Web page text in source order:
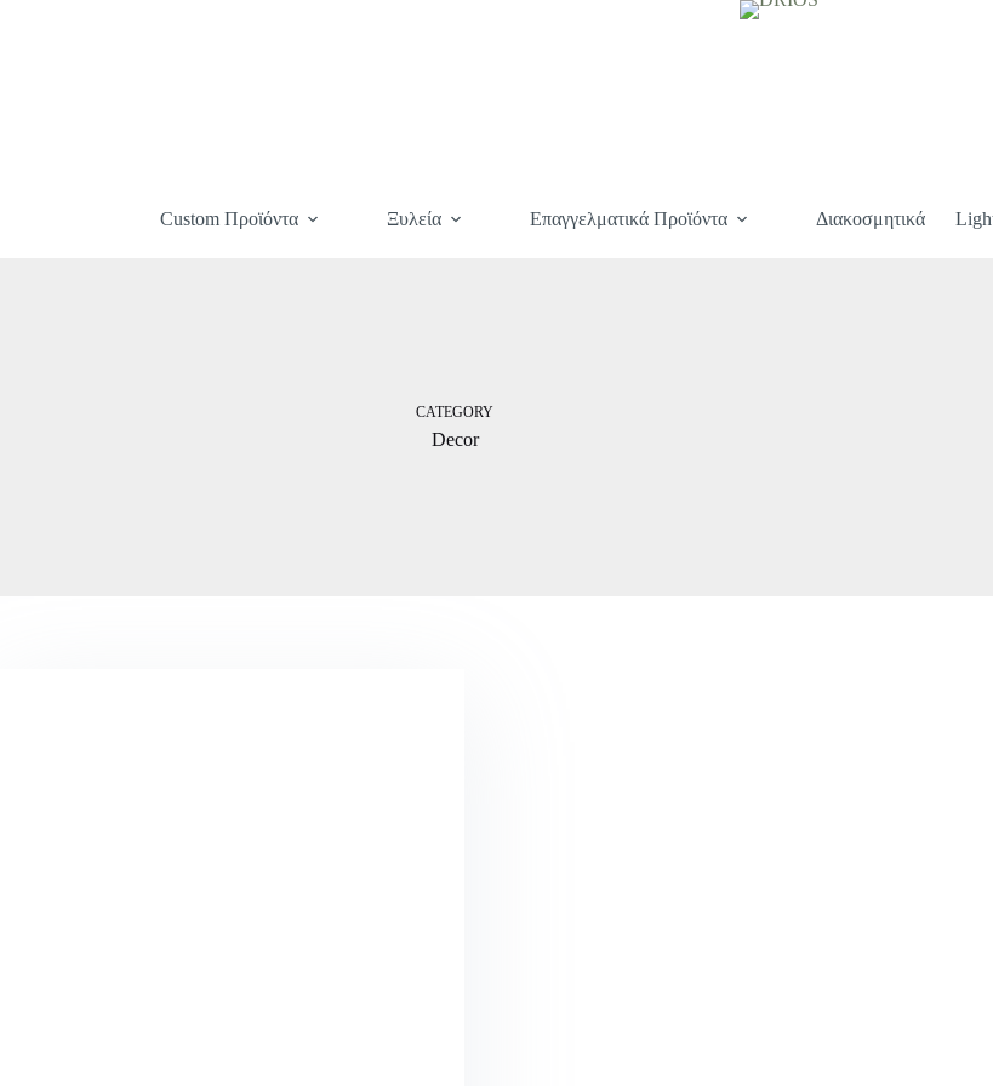
Custom Προϊόντα Ξυλεία Επαγγελματικά Προϊόντα Διακοσμητικά
CATEGORY
Decor